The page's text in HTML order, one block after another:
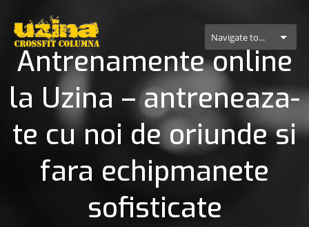
Navigate to...
Antrenamente online
la Uzina – antreneaza-
te cu noi de oriunde si
fara echipmanete
sofisticate